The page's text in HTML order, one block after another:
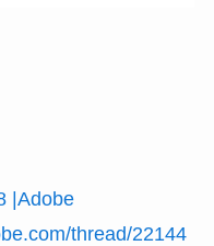
|Adobe
thread/22144